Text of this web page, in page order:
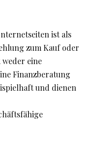
ist als
zum Kauf oder
eine
Finanzberatung
und dienen